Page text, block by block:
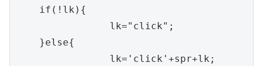
    if(!lk){
    }else{